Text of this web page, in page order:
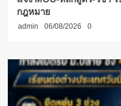
กฎหมาย
admin 06/08/2026 0